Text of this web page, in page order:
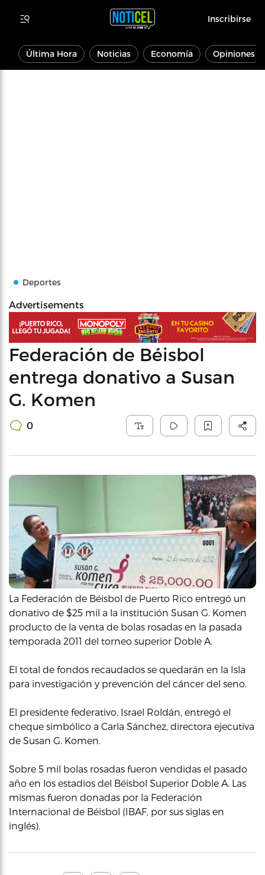
Inscribirse
Última Hora Noticias Economía Opiniones
Deportes
Advertisements
Federación de Béisbol
entrega donativo a Susan
G. Komen
0
La Federación de Béisbol de Puerto Rico entregó un
donativo de $25 mil a la institución Susan G. Komen
producto de la venta de bolas rosadas en la pasada
temporada 2011 del torneo superior Doble A.
El total de fondos recaudados se quedarán en la Isla
para investigación y prevención del cáncer del seno.
El presidente federativo, Israel Roldán, entregó el
cheque simbólico a Carla Sánchez, directora ejecutiva
de Susan G. Komen.
Sobre 5 mil bolas rosadas fueron vendidas el pasado
año en los estadios del Béisbol Superior Doble A. Las
mismas fueron donadas por la Federación
Internacional de Béisbol (IBAF, por sus siglas en
inglés).